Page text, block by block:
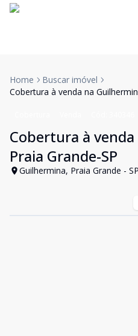
Home
Buscar imóvel
Cobertura à venda na
Cobertura à
Praia Grande-SP
Guilhermina, Praia Grande - SP